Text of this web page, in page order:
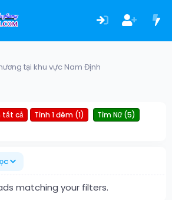
tại khu vực Nam Định
tất cả Tình 1 đêm (1)
Tìm Nữ (5)
matching your filters.